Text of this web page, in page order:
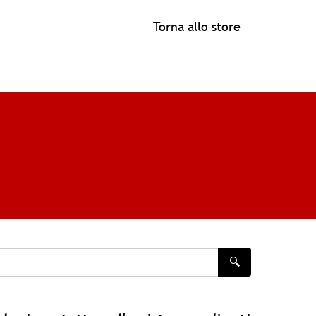
Torna allo store
🔍